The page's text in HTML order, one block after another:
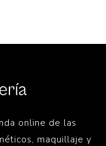
online de las
maquillaje y